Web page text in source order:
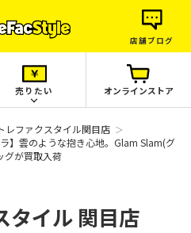
店舗ブログ
売りたい オンラインストア
レファクスタイル関目店
】雲のような抱き心地。Glam Slam(グ
グが買取入荷
タイル 関目店